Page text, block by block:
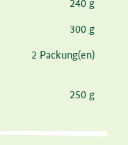
240 g
300 g
2 Packung(en)
250 g